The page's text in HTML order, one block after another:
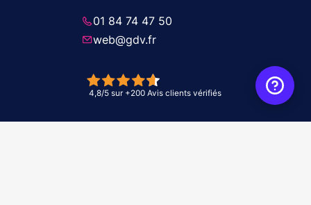
01 84 74 47 50
web@gdv.fr